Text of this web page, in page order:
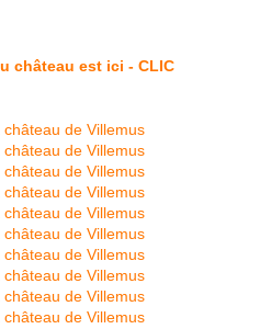
château est ici - CLIC